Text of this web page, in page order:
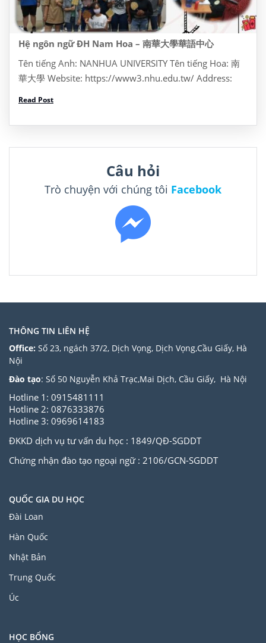
Hệ ngôn ngữ ĐH Nam Hoa – 南華大學華語中心
Tên tiếng Anh: NANHUA UNIVERSITY Tên tiếng Hoa: 南
華大學 Website: https://www3.nhu.edu.tw/ Address:
Village, Dalin Township, Chiayi County, Đài Loan 622
Tel: +886 5 272 1001 Thông […]
Read Post
Câu hỏi
Trò chuyện với chúng tôi Facebook
THÔNG TIN LIÊN HỆ
Office: Số 23, ngách 37/2, Dịch Vọng, Dịch Vọng,Cầu Giấy, Hà
Nội
Đào tạo: Số 50 Nguyễn Khả Trạc,Mai Dịch, Cầu Giấy, Hà Nội
Hotline 1: 0915481111
Hotline 2: 0876333876
Hotline 3: 0969614183
ĐKKD dịch vụ tư vấn du học : 1849/QĐ-SGDDT
Chứng nhận đào tạo ngoại ngữ : 2106/GCN-SGDDT
QUỐC GIA DU HỌC
Đài Loan
Hàn Quốc
Nhật Bản
Trung Quốc
Úc
HỌC BỔNG